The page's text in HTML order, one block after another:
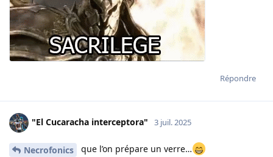
Répondre
"El Cucaracha interceptora" 3 juil. 2025
Necrofonics que l’on prépare un verre…